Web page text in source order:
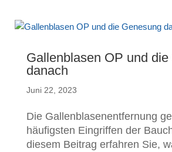
Gallenblasen OP und die
danach
Juni 22, 2023
Die Gallenblasenentfernung
häufigsten Eingriffen der
diesem Beitrag erfahren Sie,